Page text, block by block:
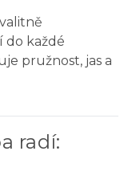
do každé
pružnost, jas a
radí: